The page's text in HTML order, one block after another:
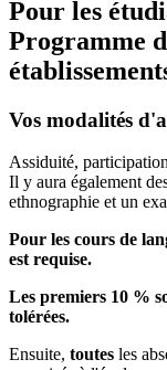
Pour les
Programme
Vos modalités
Assiduité,
Il y aura également
ethnographie et un
Pour les cours de
est requise.
Les premiers 10 %
tolérées.
Ensuite, toutes les